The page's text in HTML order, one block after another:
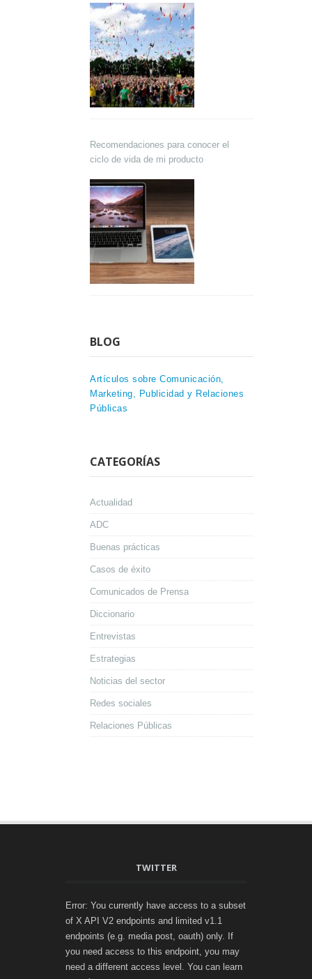
Recomendaciones para conocer el
ciclo de vida de mi producto
BLOG
Artículos sobre Comunicación,
Marketing, Publicidad y Relaciones
Públicas
CATEGORÍAS
Actualidad
ADC
Buenas prácticas
Casos de éxito
Comunicados de Prensa
Diccionario
Entrevistas
Estrategias
Noticias del sector
Redes sociales
Relaciones Públicas
TWITTER
Error: You currently have access to a subset
of X API V2 endpoints and limited v1.1
endpoints (e.g. media post, oauth) only. If
you need access to this endpoint, you may
need a different access level. You can learn